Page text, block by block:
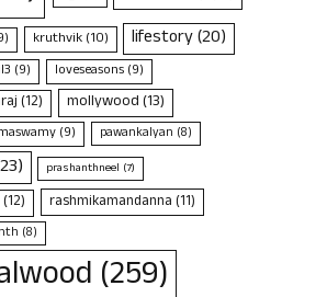
kruthvik(10) lifestory(20)
(9) loveseasons(9)
(12) mollywood(13)
(9) pawankalyan (8)
prashanthneel (7)
(12) rashmikamandanna(11)
(8)
(259)